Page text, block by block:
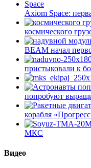
Axiom Space:
космического
BEAM начал
пристыковали к
попробуют
корабля
МКС
Видео